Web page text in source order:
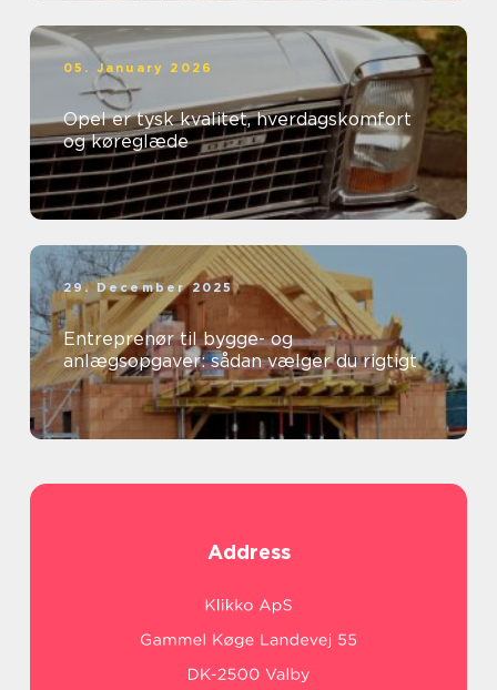
05. January 2026
Opel er tysk kvalitet, hverdagskomfort
og køreglæde
29. December 2025
Entreprenør til bygge- og
anlægsopgaver: sådan vælger du rigtigt
Address